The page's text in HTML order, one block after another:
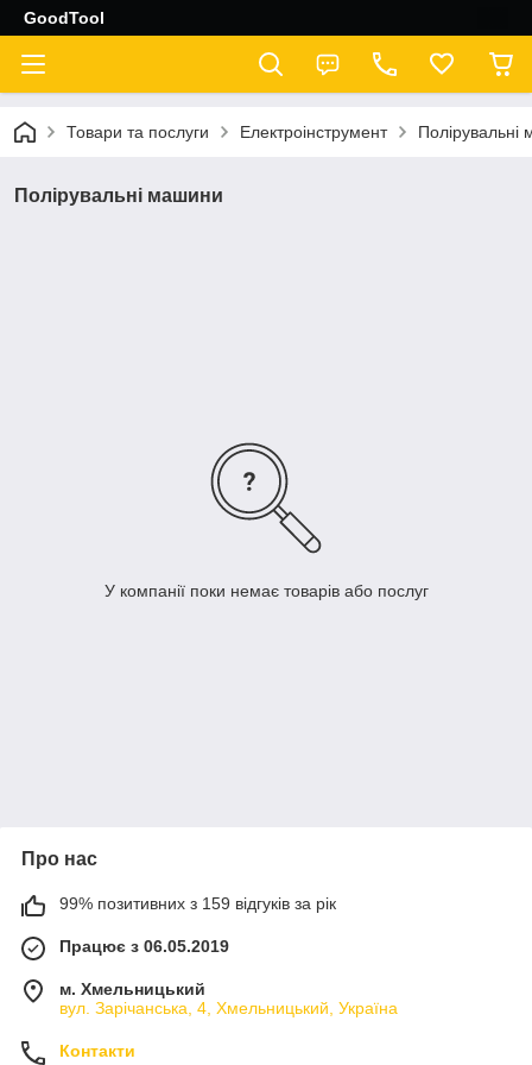
GoodTool
Товари та послуги Електроінструмент Полірувальні
Полірувальні машини
У компанії поки немає товарів або послуг
Про нас
99% позитивних з 159 відгуків за рік
Працює з 06.05.2019
м. Хмельницький
вул. Зарічанська, 4, Хмельницький, Україна
Контакти